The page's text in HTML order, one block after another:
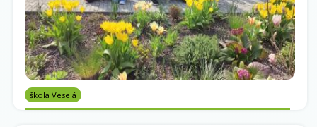
škola Veselá